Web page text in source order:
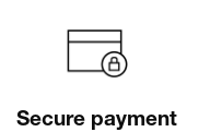
Secure payment